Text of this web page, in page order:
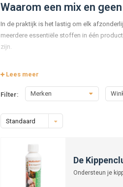
Waarom een mix en
In de praktijk is het lastig om elk
meerdere essentiële stoffen in één
zijn.
Vitamine D:
essentieel voor de
Vitamine K:
B-vitaminen:onmisbaar voor
Samen vormen deze stoffen een krachtig
Wanneer een
Lees meer
Filter: Merken
Standaard
De
Ondersteun je